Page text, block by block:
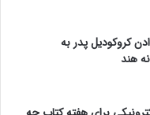
کروکودیل پدر به
هند